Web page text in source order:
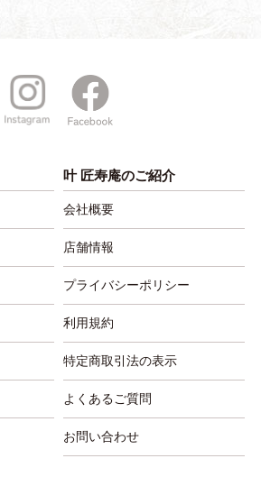
叶 匠寿庵のご紹介
会社概要
店舗情報
プライバシーポリシー
利用規約
特定商取引法の表示
よくあるご質問
お問い合わせ